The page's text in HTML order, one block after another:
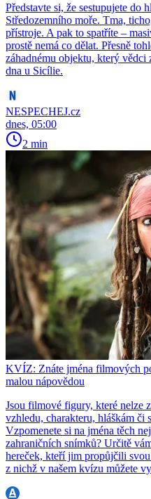
Představte si, že sestupujete do
Středozemního moře. Tma,
přístroje. A pak to spatříte –
prostě nemá co dělat. Přesně
záhadnému objektu, který
dna u Sicílie.
NESPECHEJ.cz
dnes, 05:00
2 min
KVÍZ: Znáte jména filmových
malou nápovědou
Jsou filmové figury, které nelze
vzhledu, charakteru, hláškám či
Vzpomenete si na jména těch
zahraničních snímků? Určitě
hereček, kteří jim propůjčili
z nichž v našem kvízu můžete